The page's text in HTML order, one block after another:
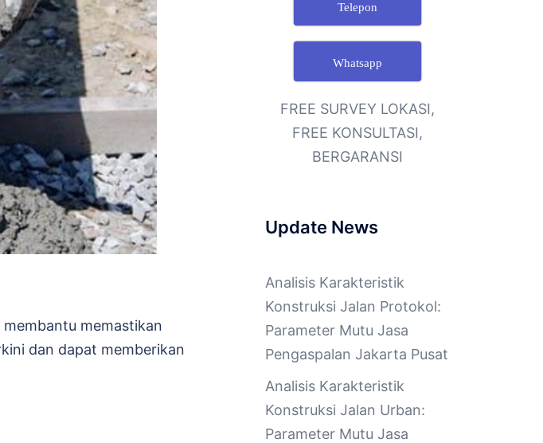
memastikan
dan dapat memberikan
Telepon
Whatsapp
FREE SURVEY LOKASI,
FREE KONSULTASI,
BERGARANSI
Update News
Analisis Karakteristik
Konstruksi Jalan Protokol:
Parameter Mutu Jasa
Pengaspalan Jakarta Pusat
Analisis Karakteristik
Konstruksi Jalan Urban:
Parameter Mutu Jasa